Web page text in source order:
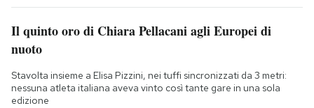
Il quinto oro di Chiara Pellacani agli Europei di
nuoto
Stavolta insieme a Elisa Pizzini, nei tuffi sincronizzati da 3 metri:
nessuna atleta italiana aveva vinto così tante gare in una sola
edizione